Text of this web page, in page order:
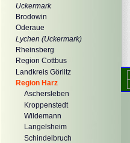
Uckermark
Brodowin
Oderaue
Lychen (Uckermark)
Rheinsberg
Region Cottbus
Landkreis Görlitz
Region Harz
Aschersleben
Kroppenstedt
Wildemann
Langelsheim
Schindelbruch